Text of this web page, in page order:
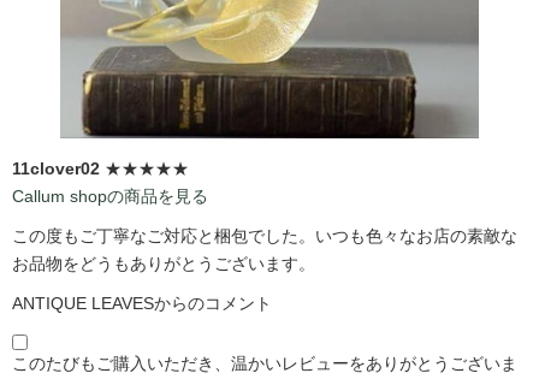
11clover02 ★★★★★
Callum shopの商品を見る
この度もご丁寧なご対応と梱包でした。いつも色々なお店の素敵な
お品物をどうもありがとうございます。
ANTIQUE LEAVESからのコメント
このたびもご購入いただき、温かいレビューをありがとうございま